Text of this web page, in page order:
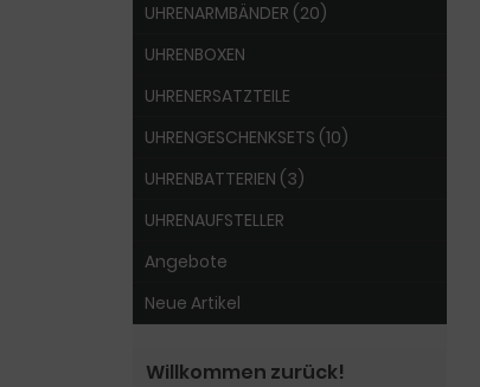
UHRENARMBÄNDER (20)
UHRENBOXEN
UHRENERSATZTEILE
UHRENGESCHENKSETS (10)
UHRENBATTERIEN (3)
UHRENAUFSTELLER
Angebote
Neue Artikel
Willkommen zurück!